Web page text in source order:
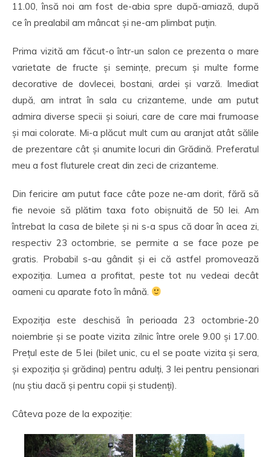
11.00, însă noi am fost de-abia spre după-amiază, după
ce în prealabil am mâncat și ne-am plimbat puțin.
Prima vizită am făcut-o într-un salon ce prezenta o mare
varietate de fructe și semințe, precum și multe forme
decorative de dovlecei, bostani, ardei și varză. Imediat
după, am intrat în sala cu crizanteme, unde am putut
admira diverse specii și soiuri, care de care mai frumoase
și mai colorate. Mi-a plăcut mult cum au aranjat atât sălile
de prezentare cât și anumite locuri din Grădină. Preferatul
meu a fost fluturele creat din zeci de crizanteme.
Din fericire am putut face câte poze ne-am dorit, fără să
fie nevoie să plătim taxa foto obișnuită de 50 lei. Am
întrebat la casa de bilete și ni s-a spus că doar în acea zi,
respectiv 23 octombrie, se permite a se face poze pe
gratis. Probabil s-au gândit și ei că astfel promovează
expoziția. Lumea a profitat, peste tot nu vedeai decât
oameni cu aparate foto în mână.
Expoziția este deschisă în perioada 23 octombrie-20
noiembrie și se poate vizita zilnic între orele 9.00 și 17.00.
Prețul este de 5 lei (bilet unic, cu el se poate vizita și sera,
și expoziția și grădina) pentru adulți, 3 lei pentru pensionari
(nu știu dacă și pentru copii și studenți).
Câteva poze de la expoziție: